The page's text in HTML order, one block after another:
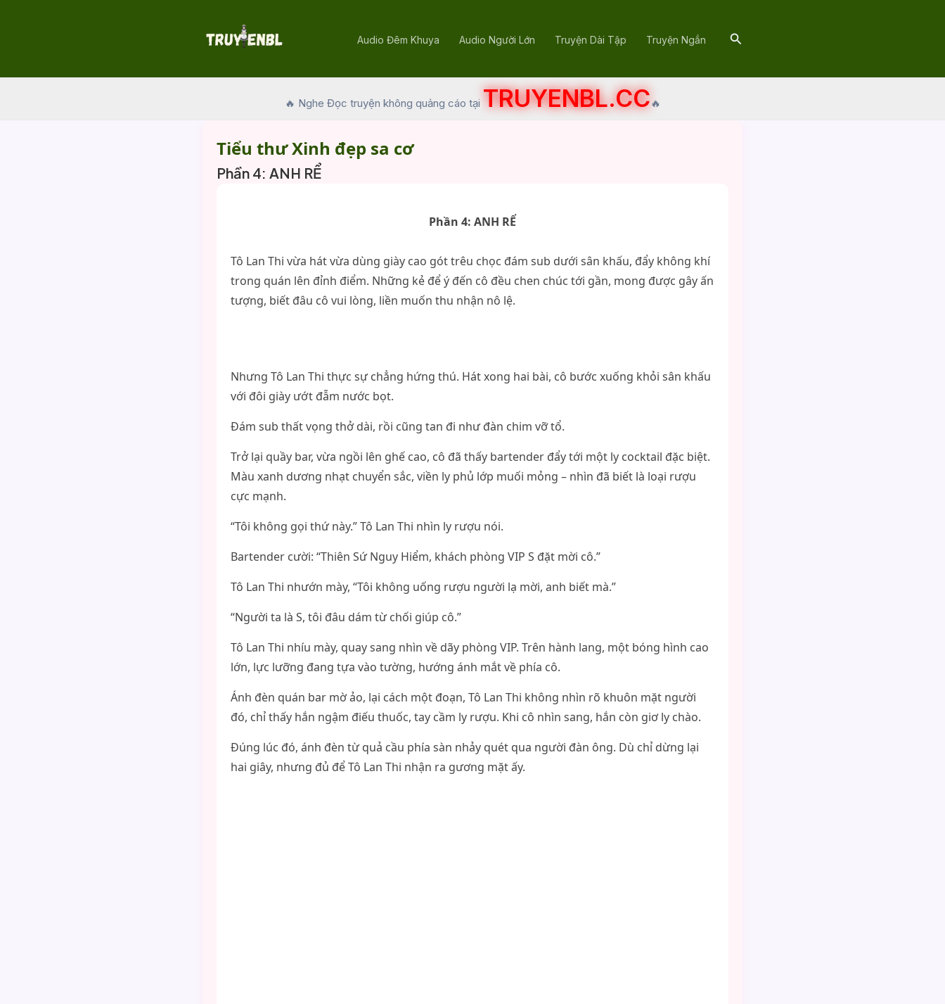
Audio Đêm Khuya Audio Người Lớn Truyện Dài Tập Truyện Ngắn Search
🔥 Nghe Đọc truyện không quảng cáo tại TRUYENBL.CC🔥
Tiểu thư Xinh đẹp sa cơ
Phần 4: ANH RỂ
Phần 4: ANH RỂ
Tô Lan Thi vừa hát vừa dùng giày cao gót trêu chọc đám sub dưới sân khấu, đẩy không khí
trong quán lên đỉnh điểm. Những kẻ để ý đến cô đều chen chúc tới gần, mong được gây ấn
tượng, biết đâu cô vui lòng, liền muốn thu nhận nô lệ.
Nhưng Tô Lan Thi thực sự chẳng hứng thú. Hát xong hai bài, cô bước xuống khỏi sân khấu
với đôi giày ướt đẫm nước bọt.
Đám sub thất vọng thở dài, rồi cũng tan đi như đàn chim vỡ tổ.
Trở lại quầy bar, vừa ngồi lên ghế cao, cô đã thấy bartender đẩy tới một ly cocktail đặc biệt.
Màu xanh dương nhạt chuyển sắc, viền ly phủ lớp muối mỏng – nhìn đã biết là loại rượu
cực mạnh.
“Tôi không gọi thứ này.” Tô Lan Thi nhìn ly rượu nói.
Bartender cười: “Thiên Sứ Nguy Hiểm, khách phòng VIP S đặt mời cô.”
Tô Lan Thi nhướn mày, “Tôi không uống rượu người lạ mời, anh biết mà.”
“Người ta là S, tôi đâu dám từ chối giúp cô.”
Tô Lan Thi nhíu mày, quay sang nhìn về dãy phòng VIP. Trên hành lang, một bóng hình cao
lớn, lực lưỡng đang tựa vào tường, hướng ánh mắt về phía cô.
Ánh đèn quán bar mờ ảo, lại cách một đoạn, Tô Lan Thi không nhìn rõ khuôn mặt người
đó, chỉ thấy hắn ngậm điếu thuốc, tay cầm ly rượu. Khi cô nhìn sang, hắn còn giơ ly chào.
Đúng lúc đó, ánh đèn từ quả cầu phía sàn nhảy quét qua người đàn ông. Dù chỉ dừng lại
hai giây, nhưng đủ để Tô Lan Thi nhận ra gương mặt ấy.